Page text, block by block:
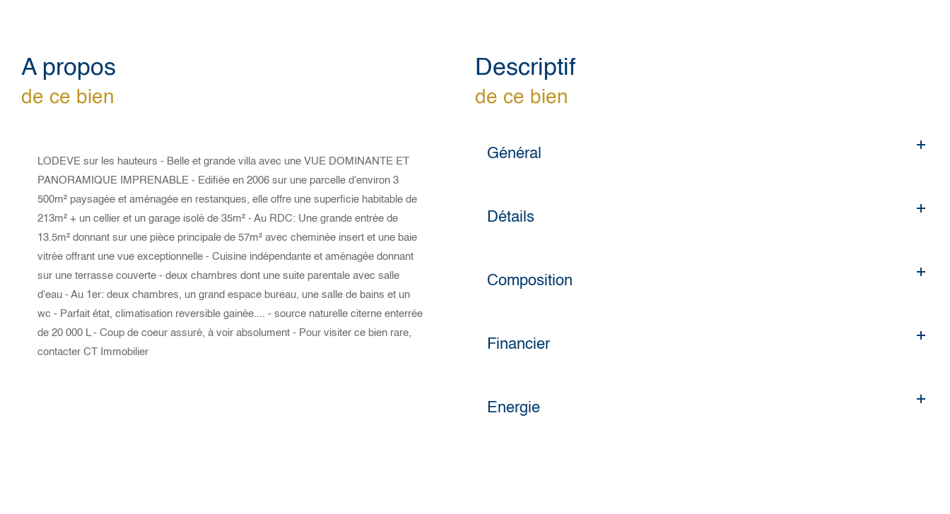
a propos
de ce bien
LODEVE sur les hauteurs - Belle et grande villa avec une VUE DOMINANTE ET
PANORAMIQUE IMPRENABLE - Edifiée en 2006 sur une parcelle d'environ 3
500m² paysagée et aménagée en restanques, elle offre une superficie habitable de
213m² + un cellier et un garage isolé de 35m² - Au RDC: Une grande entrée de
13.5m² donnant sur une pièce principale de 57m² avec cheminée insert et une baie
vitrée offrant une vue exceptionnelle - Cuisine indépendante et aménagée donnant
sur une terrasse couverte - deux chambres dont une suite parentale avec salle
d'eau - Au 1er: deux chambres, un grand espace bureau, une salle de bains et un
wc - Parfait état, climatisation reversible gainée.... - source naturelle citerne enterrée
de 20 000 L - Coup de coeur assuré, à voir absolument - Pour visiter ce bien rare,
contacter CT Immobilier
descriptif
de ce bien
Général
Détails
Composition
Financier
Energie